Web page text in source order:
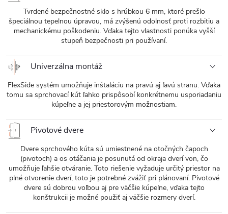
Tvrdené bezpečnostné sklo s hrúbkou 6 mm, ktoré prešlo
špeciálnou tepelnou úpravou, má zvýšenú odolnosť proti rozbitiu a
mechanickému poškodeniu. Vďaka tejto vlastnosti ponúka vyšší
stupeň bezpečnosti pri používaní.
Univerzálna montáž
FlexSide systém umožňuje inštaláciu na pravú aj ľavú stranu. Vďaka
tomu sa sprchovací kút ľahko prispôsobí konkrétnemu usporiadaniu
kúpeľne a jej priestorovým možnostiam.
Pivotové dvere
Dvere sprchového kúta sú umiestnené na otočných čapoch
(pivotoch) a os otáčania je posunutá od okraja dverí von, čo
umožňuje ľahšie otváranie. Toto riešenie vyžaduje určitý priestor na
plné otvorenie dverí, toto je potrebné zvážiť pri plánovaní. Pivotové
dvere sú dobrou voľbou aj pre väčšie kúpeľne, vďaka tejto
konštrukcii je možné použiť aj väčšie rozmery dverí.